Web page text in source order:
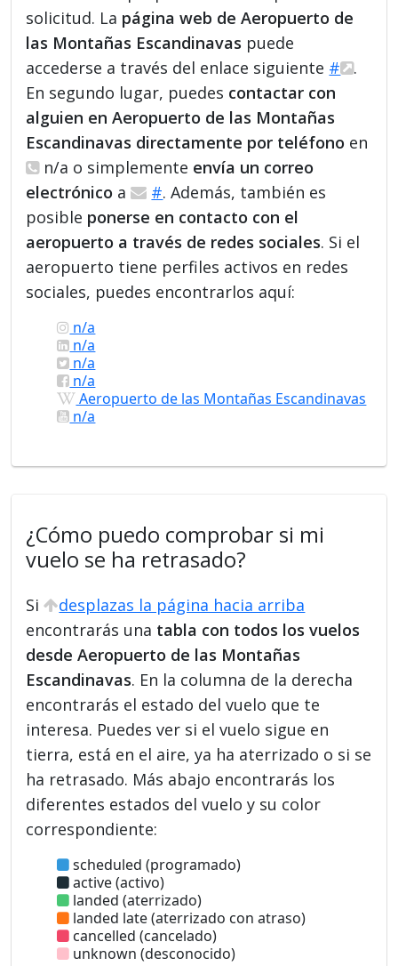
solicitud. La página web de Aeropuerto de
las Montañas Escandinavas puede
accederse a través del enlace siguiente #
.
En segundo lugar, puedes contactar con
alguien en Aeropuerto de las Montañas
Escandinavas directamente por teléfono en
n/a o simplemente envía un correo
electrónico a #. Además, también es
posible ponerse en contacto con el
aeropuerto a través de redes sociales. Si el
aeropuerto tiene perfiles activos en redes
sociales, puedes encontrarlos aquí:
n/a
n/a
n/a
n/a
Aeropuerto de las Montañas Escandinavas
n/a
¿Cómo puedo comprobar si mi
vuelo se ha retrasado?
Si
desplazas la página hacia arriba
encontrarás una tabla con todos los vuelos
desde Aeropuerto de las Montañas
Escandinavas. En la columna de la derecha
encontrarás el estado del vuelo que te
interesa. Puedes ver si el vuelo sigue en
tierra, está en el aire, ya ha aterrizado o si se
ha retrasado. Más abajo encontrarás los
diferentes estados del vuelo y su color
correspondiente:
scheduled (programado)
active (activo)
landed (aterrizado)
landed late (aterrizado con atraso)
cancelled (cancelado)
unknown (desconocido)